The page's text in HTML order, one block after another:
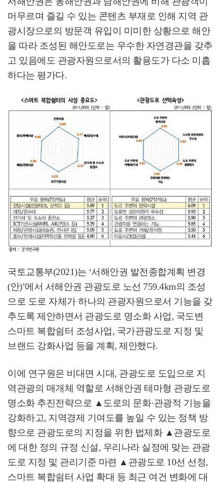
머무르며 즐길 수 있는 콘텐츠 부재로 인해 지역 관
광시장으로의 방문객 유입이 미미한 상황으로 해안
을 따라 조성된 해안도로는 우수한 자연경관을 갖추
고 있음에도 관광자원으로서의 활용도가 다소 미흡
하다는 평가다.
국토교통부(2021)는 ‘서해안권 발전종합계획 변경
(안)’에서 서해안권 관광도로 노선 759.4km의 조성
으로 도로 자체가 하나의 관광자원으로서 기능을 갖
추도록 제안하면서 관광도로 명소화 사업, 국도변
스마트 복합쉼터 조성사업, 국가관광도로 지정 및
브랜드 강화사업 등을 계획, 제안했다.
이에 연구원은 비대면 시대, 관광도로 도입으로 지
역관광의 매개체 역할로 서해안권 테마형 관광도로
명소화 추진전략으로 ▲도로의 문화·관광적 기능을
강화하고, 지역경제 기여도를 높일 수 있는 정책 방
향으로 관광도로의 지정을 위한 법제화 ▲관광도로
에 대한 정의 규정 신설, 우리나라 실정에 맞는 관광
도로 지정 및 관리기준 마련 ▲ 관광도로 10선 선정,
스마트 복합쉼터 사업 확대 등 최근 여건 변화에 대